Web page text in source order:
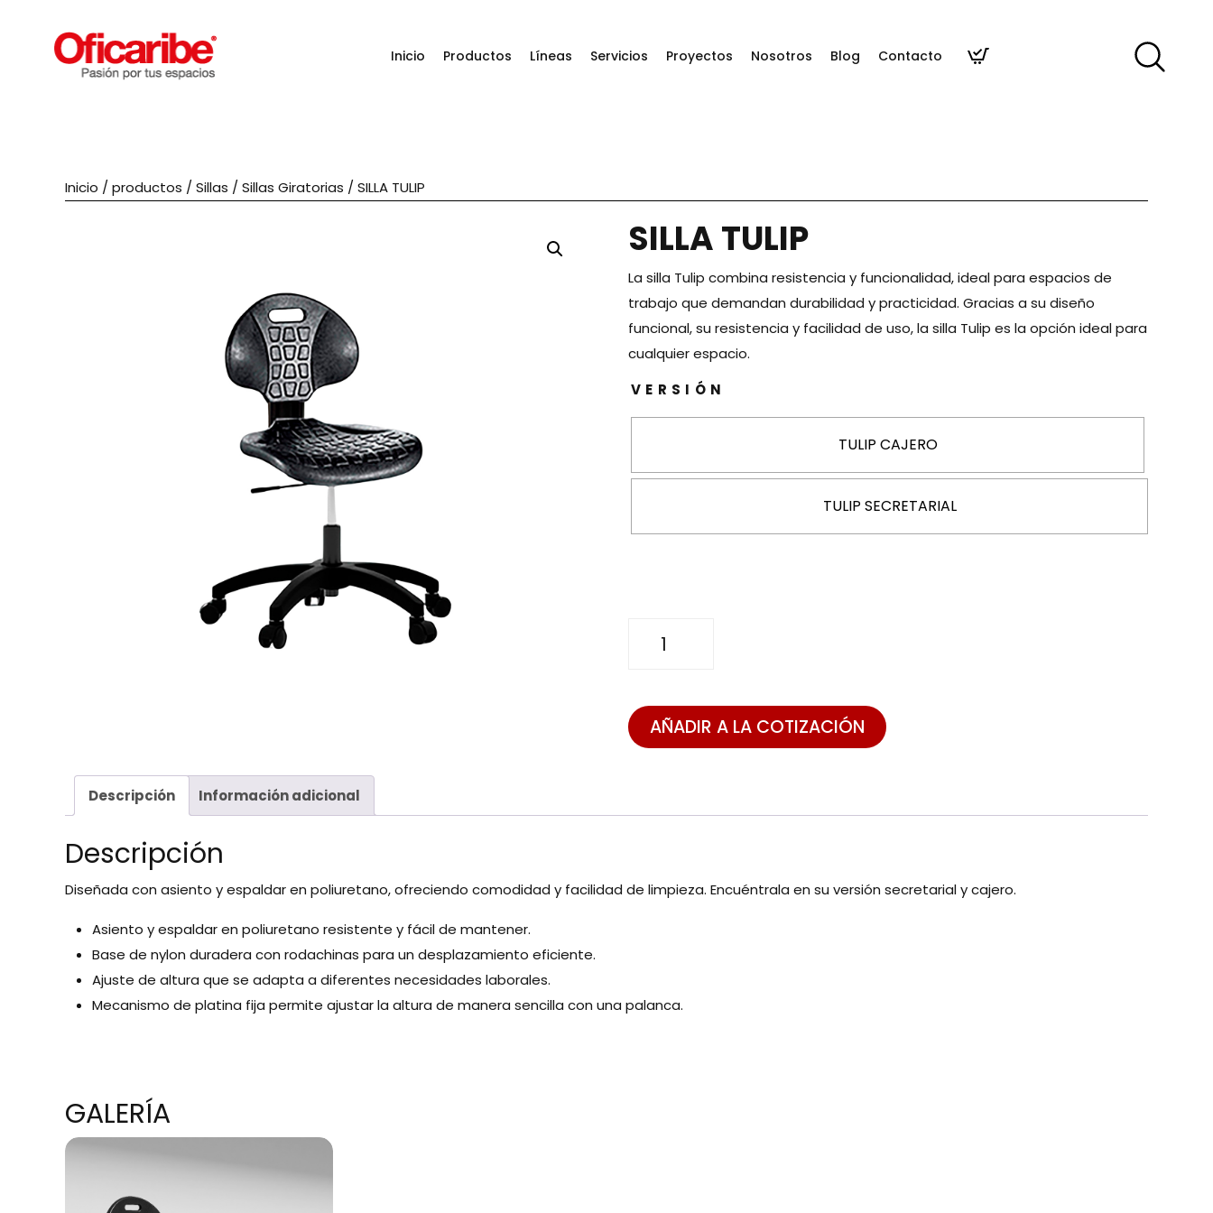
Inicio Productos Líneas Servicios Proyectos Nosotros Blog Contacto
Inicio / productos / Sillas / Sillas Giratorias / SILLA TULIP
SILLA TULIP
La silla Tulip combina resistencia y funcionalidad, ideal para espacios de
trabajo que demandan durabilidad y practicidad. Gracias a su diseño
funcional, su resistencia y facilidad de uso, la silla Tulip es la opción ideal para
cualquier espacio.
VERSIÓN
TULIP CAJERO
TULIP SECRETARIAL
TULIP
AÑADIR A LA COTIZACIÓN
Descripción Información adicional
Descripción
Diseñada con asiento y espaldar en poliuretano, ofreciendo comodidad y facilidad de limpieza. Encuéntrala en su versión secretarial y cajero.
Asiento y espaldar en poliuretano resistente y fácil de mantener.
Base de nylon duradera con rodachinas para un desplazamiento eficiente.
Ajuste de altura que se adapta a diferentes necesidades laborales.
Mecanismo de platina fija permite ajustar la altura de manera sencilla con una palanca.
GALERÍA